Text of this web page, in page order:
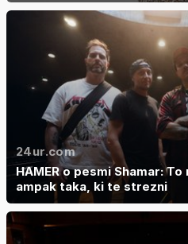
24ur.com
HAMER o pesmi Shamar:
ampak taka, ki te strezni